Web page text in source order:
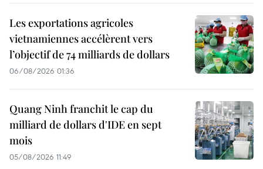
Les exportations agricoles
vietnamiennes accélèrent vers
l’objectif de 74 milliards de dollars
06/08/2026 01:36
Quang Ninh franchit le cap du
milliard de dollars d'IDE en sept
mois
05/08/2026 11:49